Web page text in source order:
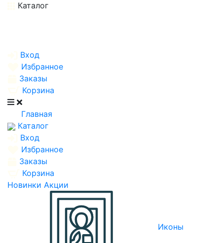
Каталог
Вход
Избранное
Заказы
Корзина
Главная
Каталог
Вход
Избранное
Заказы
Корзина
Новинки Акции
Иконы